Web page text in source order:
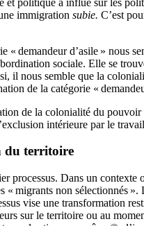
immigration subie. C’est
« demandeur d’asile » nous
sociale. Elle se
il nous semble que la
de la catégorie «
de la colonialité du pouvoir
intérieure par le
du territoire
processus. Dans un contexte
« migrants non sélectionnés
vise une transformation
sur le territoire ou au